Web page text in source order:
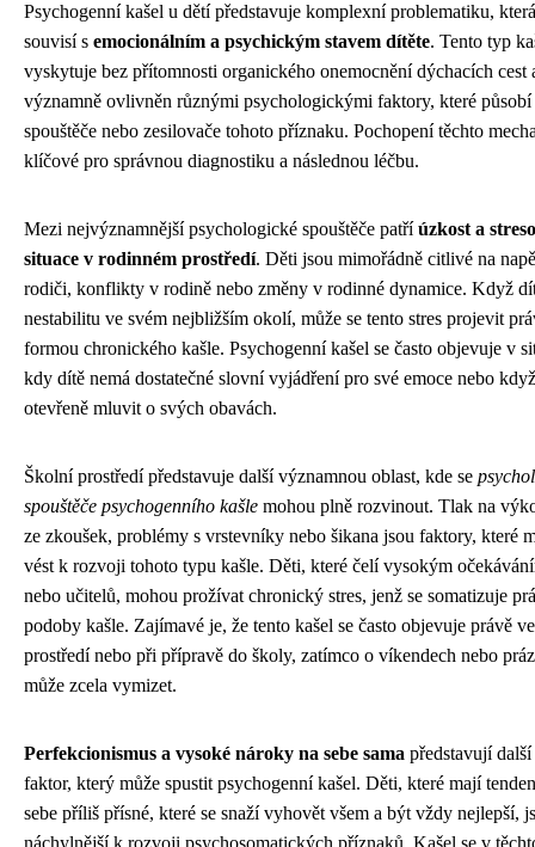
Psychogenní kašel u dětí představuje komplexní problematiku,
souvisí s emocionálním a psychickým stavem dítěte. Tento typ
vyskytuje bez přítomnosti organického onemocnění dýchacích cest
významně ovlivněn různými psychologickými faktory, které
spouštěče nebo zesilovače tohoto příznaku. Pochopení těchto
klíčové pro správnou diagnostiku a následnou léčbu.
Mezi nejvýznamnější psychologické spouštěče patříúzkost a
situace v rodinném prostředí. Děti jsou mimořádně citlivé na
rodiči, konflikty v rodině nebo změny v rodinné dynamice. Když
nestabilitu ve svém nejbližším okolí, může se tento stres projevit
formou chronického kašle. Psychogenní kašel se často objevuje v
kdy dítě nemá dostatečné slovní vyjádření pro své emoce nebo
otevřeně mluvit o svých obavách.
Školní prostředí představuje další významnou oblast, kde se
spouštěče psychogenního kašle mohou plně rozvinout. Tlak na
ze zkoušek, problémy s vrstevníky nebo šikana jsou faktory, které
vést k rozvoji tohoto typu kašle. Děti, které čelí vysokým
nebo učitelů, mohou prožívat chronický stres, jenž se somatizuje
podoby kašle. Zajímavé je, že tento kašel se často objevuje právě
prostředí nebo při přípravě do školy, zatímco o víkendech nebo
může zcela vymizet.
Perfekcionismus a vysoké nároky na sebe sama představují
faktor, který může spustit psychogenní kašel. Děti, které mají
sebe příliš přísné, které se snaží vyhovět všem a být vždy nejlepší,